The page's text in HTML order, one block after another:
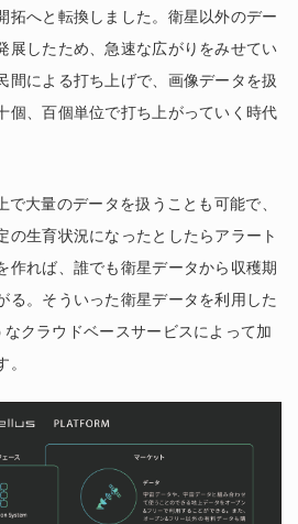
拓へと転換しました。衛星以外のデー
展したため、急速な広がりをみせてい
間による打ち上げで、画像データを扱
個、百個単位で打ち上がっていく時代
で大量のデータを扱うことも可能で、
の生育状況になったとしたらアラート
作れば、誰でも衛星データから収穫期
る。そういった衛星データを利用した
クラウドベースサービスによって加